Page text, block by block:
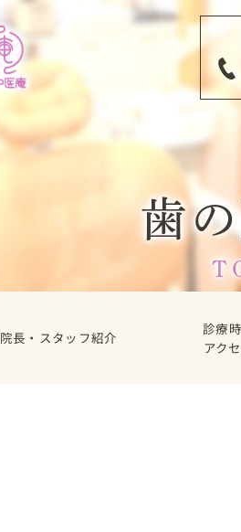
歯
院長・スタッフ紹介
診療
アク